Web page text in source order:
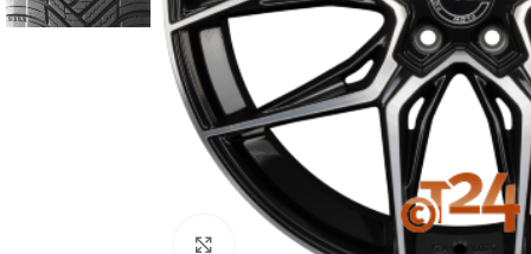
Zum Vergrößern klicken